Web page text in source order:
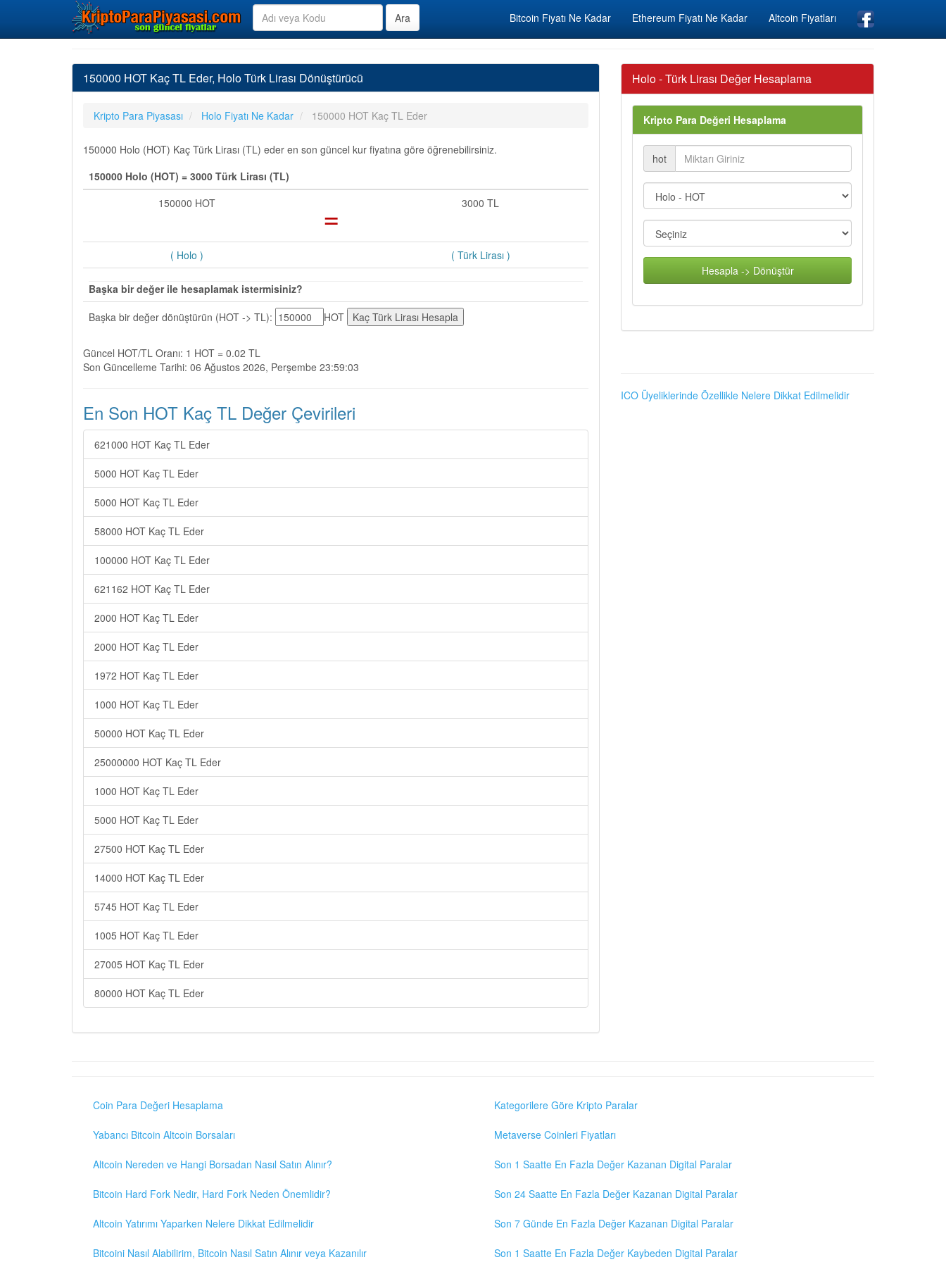
Bitcoin Fiyatı Ne Kadar Ethereum Fiyatı Ne Kadar Altcoin Fiyatları
150000 HOT Kaç TL Eder, Holo Türk Lirası Dönüştürücü
Kripto Para Piyasası Holo Fiyatı Ne Kadar 150000 HOT Kaç TL Eder
150000 Holo (HOT) Kaç Türk Lirası (TL) eder en son güncel kur fiyatına göre öğrenebilirsiniz.
150000 Holo (HOT) = 3000 Türk Lirası (TL)
150000 HOT
= 3000 TL
( Holo ) ( Türk Lirası )
Başka bir değer ile hesaplamak istermisiniz?
Başka bir değer dönüştürün (HOT -> TL):
HOT
Güncel HOT/TL Oranı: 1 HOT = 0.02 TL
Son Güncelleme Tarihi: 06 Ağustos 2026, Perşembe 23:59:03
En Son HOT Kaç TL Değer Çevirileri
621000 HOT Kaç TL Eder
5000 HOT Kaç TL Eder
5000 HOT Kaç TL Eder
58000 HOT Kaç TL Eder
100000 HOT Kaç TL Eder
621162 HOT Kaç TL Eder
2000 HOT Kaç TL Eder
2000 HOT Kaç TL Eder
1972 HOT Kaç TL Eder
1000 HOT Kaç TL Eder
50000 HOT Kaç TL Eder
25000000 HOT Kaç TL Eder
1000 HOT Kaç TL Eder
5000 HOT Kaç TL Eder
27500 HOT Kaç TL Eder
14000 HOT Kaç TL Eder
5745 HOT Kaç TL Eder
1005 HOT Kaç TL Eder
27005 HOT Kaç TL Eder
80000 HOT Kaç TL Eder
Holo - Türk Lirası Değer Hesaplama
Kripto Para Değeri Hesaplama
hot
Hesapla -> Dönüştür
ICO Üyeliklerinde Özellikle Nelere Dikkat Edilmelidir
Coin Para Değeri Hesaplama
Yabancı Bitcoin Altcoin Borsaları
Altcoin Nereden ve Hangi Borsadan Nasıl Satın Alınır?
Bitcoin Hard Fork Nedir, Hard Fork Neden Önemlidir?
Altcoin Yatırımı Yaparken Nelere Dikkat Edilmelidir
Bitcoini Nasıl Alabilirim, Bitcoin Nasıl Satın Alınır veya Kazanılır
Kategorilere Göre Kripto Paralar
Metaverse Coinleri Fiyatları
Son 1 Saatte En Fazla Değer Kazanan Digital Paralar
Son 24 Saatte En Fazla Değer Kazanan Digital Paralar
Son 7 Günde En Fazla Değer Kazanan Digital Paralar
Son 1 Saatte En Fazla Değer Kaybeden Digital Paralar